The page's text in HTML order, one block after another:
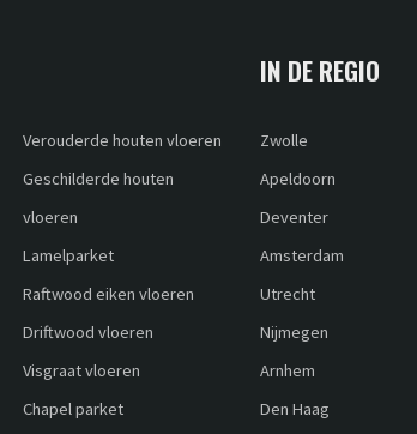
Verouderde houten vloeren
Geschilderde houten
vloeren
Lamelparket
Raftwood eiken vloeren
Driftwood vloeren
Visgraat vloeren
Chapel parket
IN DE REGIO
Zwolle
Apeldoorn
Deventer
Amsterdam
Utrecht
Nijmegen
Arnhem
Den Haag